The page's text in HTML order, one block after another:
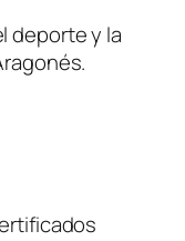
deporte y la